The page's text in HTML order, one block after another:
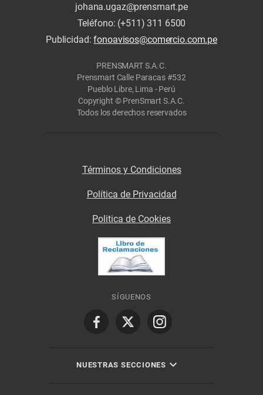
johana.ugaz@prensmart.pe
Teléfono: (+511) 311 6500
Publicidad:fonoavisos@comercio.com.pe
PRENSMART S.A.C.
Prensmart Calle Paracas #532
Pueblo Libre, Lima - Perú
Copyright © PrenSmart S.A.C.
Todos los derechos reservados
Términos y Condiciones
Política de Privacidad
Politica de Cookies
SÍGUENOS
NUESTRAS SECCIONES